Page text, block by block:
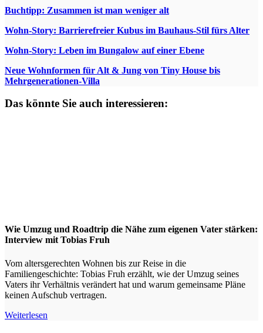
Buchtipp: Zusammen ist man weniger alt
Wohn-Story: Barrierefreier Kubus im Bauhaus-Stil fürs Alter
Wohn-Story: Leben im Bungalow auf einer Ebene
Neue Wohnformen für Alt & Jung von Tiny House bis
Mehrgenerationen-Villa
Das könnte Sie auch interessieren:
Wie Umzug und Roadtrip die Nähe zum eigenen Vater stärken:
Interview mit Tobias Fruh
Vom altersgerechten Wohnen bis zur Reise in die
Familiengeschichte: Tobias Fruh erzählt, wie der Umzug seines
Vaters ihr Verhältnis verändert hat und warum gemeinsame Pläne
keinen Aufschub vertragen.
Weiterlesen